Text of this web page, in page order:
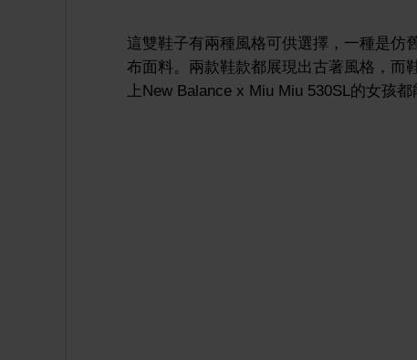
這雙鞋子有兩種風格可供選擇，一種是仿
布面料。兩款鞋款都展現出古著風格，而
上New Balance x Miu Miu 530SL的女孩